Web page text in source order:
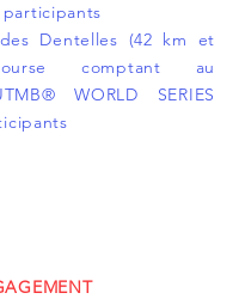
participants
Dentelles (42 km et
comptant au
WORLD SERIES